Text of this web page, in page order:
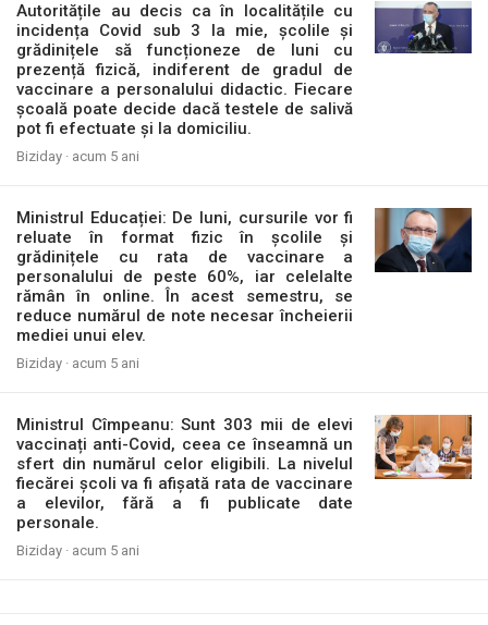
Autoritățile au decis ca în localitățile cu
incidența Covid sub 3 la mie, școlile și
grădinițele să funcționeze de luni cu
prezență fizică, indiferent de gradul de
vaccinare a personalului didactic. Fiecare
școală poate decide dacă testele de salivă
pot fi efectuate și la domiciliu.
Biziday · acum 5 ani
Ministrul Educației: De luni, cursurile vor fi
reluate în format fizic în școlile și
grădinițele cu rata de vaccinare a
personalului de peste 60%, iar celelalte
rămân în online. În acest semestru, se
reduce numărul de note necesar încheierii
mediei unui elev.
Biziday · acum 5 ani
Ministrul Cîmpeanu: Sunt 303 mii de elevi
vaccinați anti-Covid, ceea ce înseamnă un
sfert din numărul celor eligibili. La nivelul
fiecărei școli va fi afișată rata de vaccinare
a elevilor, fără a fi publicate date
personale.
Biziday · acum 5 ani